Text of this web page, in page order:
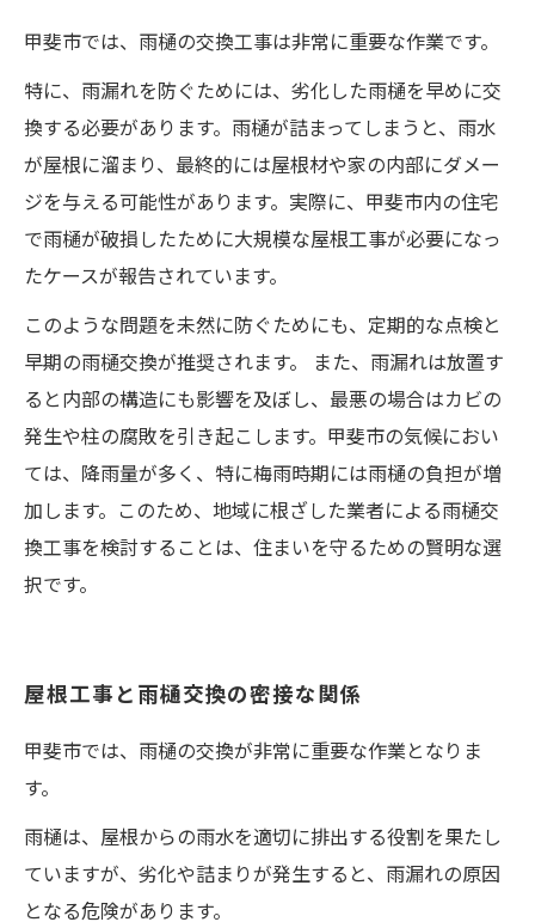
甲斐市では、雨樋の交換工事は非常に重要な作業です。
特に、雨漏れを防ぐためには、劣化した雨樋を早めに交
換する必要があります。雨樋が詰まってしまうと、雨水
が屋根に溜まり、最終的には屋根材や家の内部にダメー
ジを与える可能性があります。実際に、甲斐市内の住宅
で雨樋が破損したために大規模な屋根工事が必要になっ
たケースが報告されています。
このような問題を未然に防ぐためにも、定期的な点検と
早期の雨樋交換が推奨されます。 また、雨漏れは放置す
ると内部の構造にも影響を及ぼし、最悪の場合はカビの
発生や柱の腐敗を引き起こします。甲斐市の気候におい
ては、降雨量が多く、特に梅雨時期には雨樋の負担が増
加します。このため、地域に根ざした業者による雨樋交
換工事を検討することは、住まいを守るための賢明な選
択です。
屋根工事と雨樋交換の密接な関係
甲斐市では、雨樋の交換が非常に重要な作業となりま
す。
雨樋は、屋根からの雨水を適切に排出する役割を果たし
ていますが、劣化や詰まりが発生すると、雨漏れの原因
となる危険があります。